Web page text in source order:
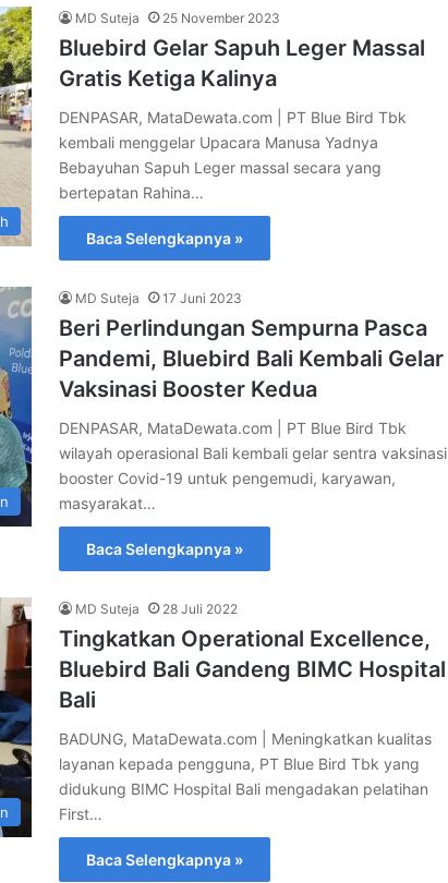
MD Suteja 25 November 2023
Bluebird Gelar Sapuh Leger Massal
Gratis Ketiga Kalinya
DENPASAR, MataDewata.com | PT Blue Bird Tbk
kembali menggelar Upacara Manusa Yadnya
Bebayuhan Sapuh Leger massal secara yang
bertepatan Rahina…
Baca Selengkapnya »
MD Suteja 17 Juni 2023
Beri Perlindungan Sempurna Pasca
Pandemi, Bluebird Bali Kembali Gelar
Vaksinasi Booster Kedua
DENPASAR, MataDewata.com | PT Blue Bird Tbk
wilayah operasional Bali kembali gelar sentra vaksinasi
booster Covid-19 untuk pengemudi, karyawan,
masyarakat…
Baca Selengkapnya »
MD Suteja 28 Juli 2022
Tingkatkan Operational Excellence,
Bluebird Bali Gandeng BIMC Hospital
Bali
BADUNG, MataDewata.com | Meningkatkan kualitas
layanan kepada pengguna, PT Blue Bird Tbk yang
didukung BIMC Hospital Bali mengadakan pelatihan
First…
Baca Selengkapnya »